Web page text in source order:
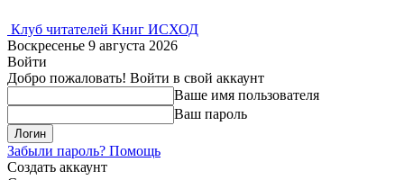
Клуб читателей Книг ИСХОД
Воскресенье 9 августа 2026
Войти
Добро пожаловать! Войти в свой аккаунт
Ваше имя пользователя
Ваш пароль
Забыли пароль? Помощь
Создать аккаунт